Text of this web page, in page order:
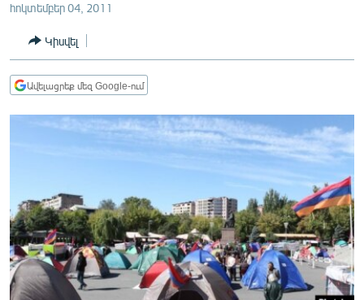
ՏՆՏԵՍՈՒԹՅՈՒՆ
ՂԱՐԱԲԱՂ
ՄՇԱԿՈՒՅԹ
ՍՊՈՐՏ
ՄԵԿՆԱԲԱՆՈՒԹՅՈՒՆ
ՏՏ ԵՒ ԻՆՏԵՐՆԵՏ
հոկտեմբեր 04, 2011
Կիսվել
Ավելացրեք մեզ Google-ում